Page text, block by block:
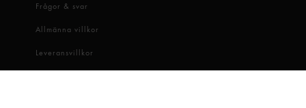
Frågor & svar
Allmänna villkor
Leveransvillkor